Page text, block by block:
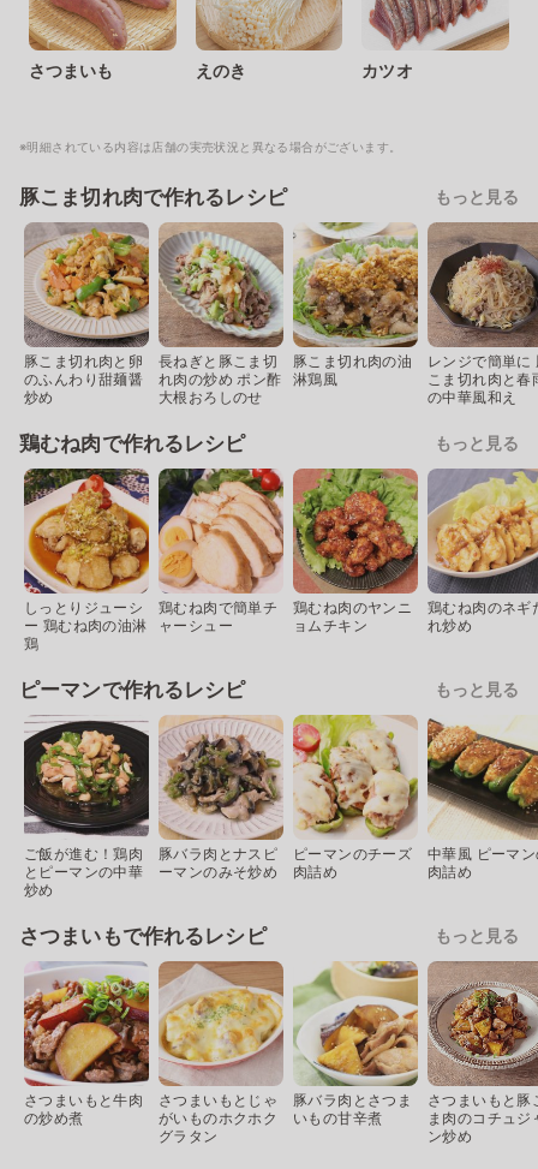
さつまいも えのき カツオ
※明細されている内容は店舗の実売状況と異なる場合がございます。
豚こま切れ肉で作れるレシピ もっと見る
豚こま切れ肉と卵
のふんわり甜麺醤
炒め
長ねぎと豚こま切
れ肉の炒め ポン酢
大根おろしのせ
豚こま切れ肉の油
淋鶏風
レンジで簡単に
こま切れ肉と春
の中華風和え
鶏むね肉で作れるレシピ もっと見る
しっとりジューシ
ー 鶏むね肉の油淋
鶏
鶏むね肉で簡単チ
ャーシュー
鶏むね肉のヤンニ
ョムチキン
鶏むね肉のネギ
れ炒め
ピーマンで作れるレシピ もっと見る
ご飯が進む！鶏肉
とピーマンの中華
炒め
豚バラ肉とナスピ
ーマンのみそ炒め
ピーマンのチーズ
肉詰め
中華風 ピーマ
肉詰め
さつまいもで作れるレシピ もっと見る
さつまいもと牛肉
の炒め煮
さつまいもとじゃ
がいものホクホク
グラタン
豚バラ肉とさつま
いもの甘辛煮
さつまいもと豚
ま肉のコチュジ
ン炒め